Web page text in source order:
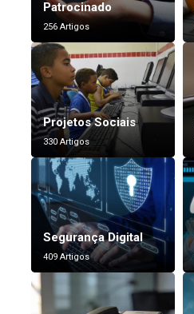
Patrocinado
256 Artigos
Projetos Sociais
330 Artigos
Segurança Digital
409 Artigos